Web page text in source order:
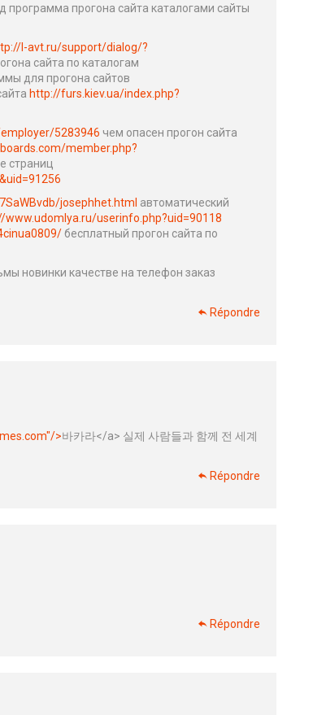
прогона сайта каталогами сайты
l-avt.ru/support/dialog/?
сайта по каталогам
для прогона сайтов
http://furs.kiev.ua/index.php?
5283946 чем опасен прогон сайта
member.php?
страниц
josephhet.html автоматический
www.udomlya.ru/userinfo.php?uid=90118
бесплатный прогон сайта по
новинки качестве на телефон заказ
Répondre
>바카라</a> 실제 사람들과 함께 전 세계
Répondre
Répondre